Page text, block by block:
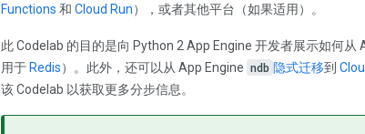
Functions 和 Cloud Run），或者其他平台（如果适用）。
此 Codelab 的目的是向 Python 2 App Engine 开发者展示如何从
用于 Redis）。此外，还可以从 App Engine ndb 隐式迁移到
该 Codelab 以获取更多分步信息。